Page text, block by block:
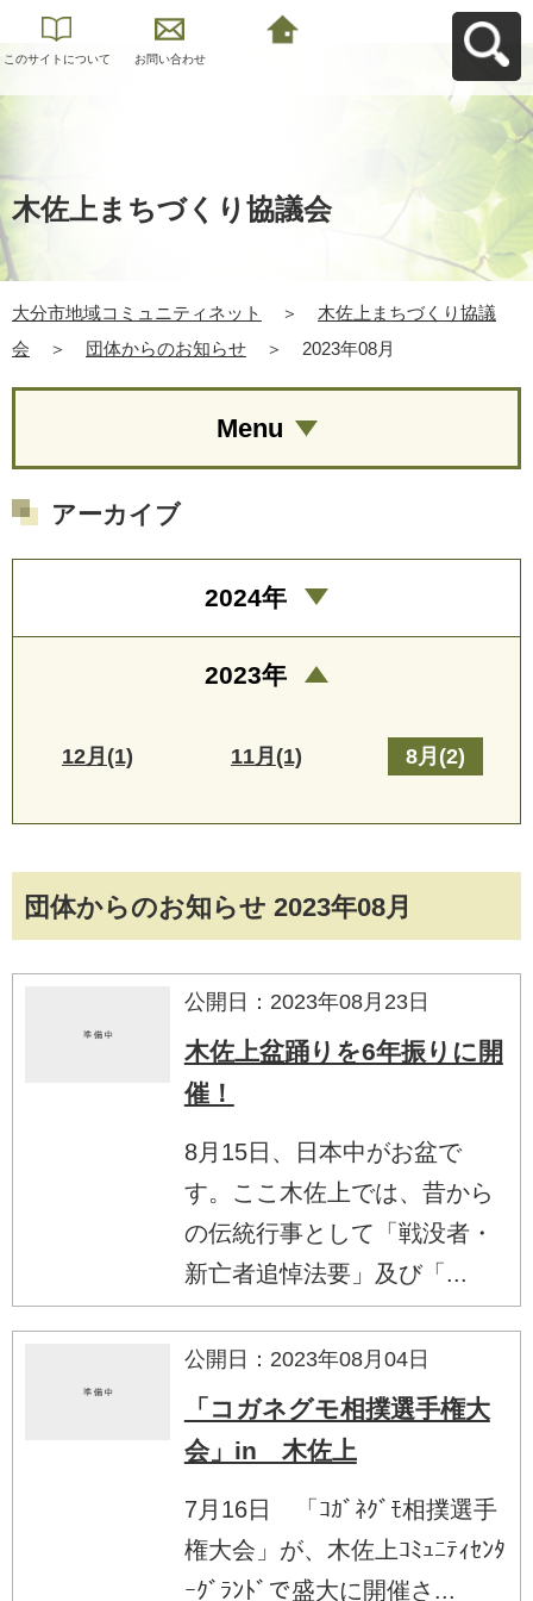
このサイトについて お問い合わせ
木佐上まちづくり協議会
大分市地域コミュニティネット ＞
木佐上まちづくり協議
会
＞ 団体からのお知らせ ＞ 2023年08月
団体からのお知らせ 2023年08月
公開日：2023年08月23日
木佐上盆踊りを6年振りに開
催！
8月15日、日本中がお盆で
す。ここ木佐上では、昔から
の伝統行事として「戦没者・
新亡者追悼法要」及び「...
公開日：2023年08月04日
「コガネグモ相撲選手権大
会」in 木佐上
7月16日 「ｺｶﾞﾈｸﾞﾓ相撲選手
権大会」が、木佐上ｺﾐｭﾆﾃｨｾﾝﾀ
ｰｸﾞﾗﾝﾄﾞで盛大に開催さ...
Menu
アーカイブ
2024年
2023年
12月(1) 11月(1) 8月(2)